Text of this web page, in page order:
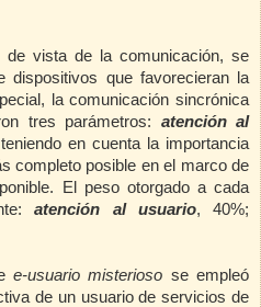
vista de la comunicación, se
dispositivos que favorecieran la
la comunicación sincrónica
tres parámetros: atención al
teniendo en cuenta la importancia
completo posible en el marco de
El peso otorgado a cada
atención al usuario, 40%;
e-usuario misterioso se empleó
de un usuario de servicios de